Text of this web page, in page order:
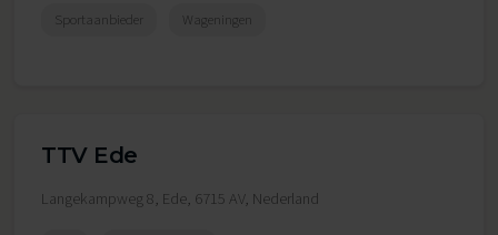
Sportaanbieder Wageningen
TTV Ede
Langekampweg 8, Ede, 6715 AV, Nederland